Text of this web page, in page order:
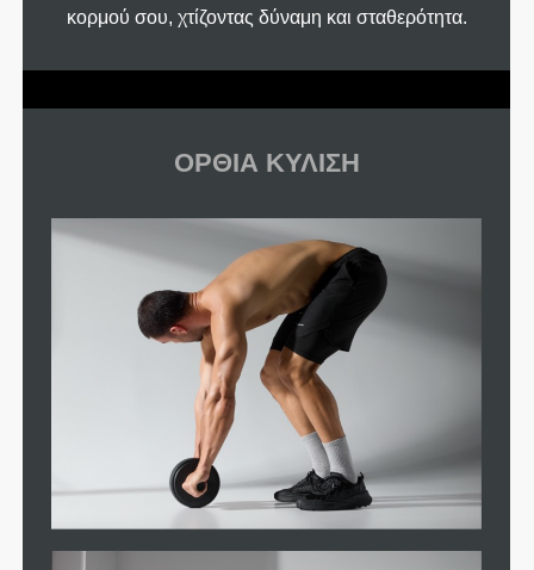
κορμού σου, χτίζοντας δύναμη και σταθερότητα.
ΟΡΘΙΑ ΚΥΛΙΣΗ